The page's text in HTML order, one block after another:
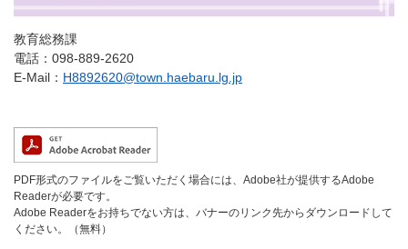
教育総務課
電話：098-889-2620
E-Mail： H8892620@town.haebaru.lg.jp
PDF形式のファイルをご覧いただく場合には、Adobe社が提供するAdobe
Readerが必要です。
Adobe Readerをお持ちでない方は、バナーのリンク先からダウンロードして
ください。（無料）